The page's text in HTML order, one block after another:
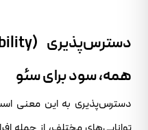
همه، سود برای سئو
دسترس‌پذیری به این معنی